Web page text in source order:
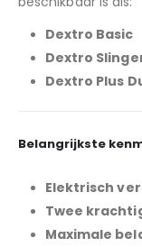
Dextro Basic
Dextro
Dextro Plus
Belangrijkste
Elektrisch
Twee
Maximale